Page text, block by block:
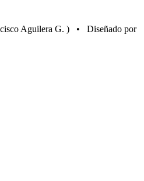
Aguilera G. ) • Diseñado por